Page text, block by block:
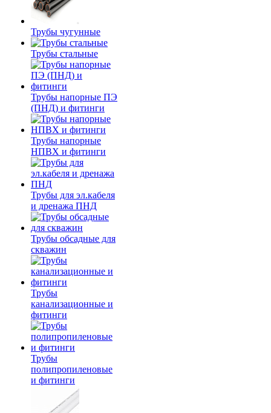
Трубы чугунные
Трубы стальные
Трубы напорные ПЭ
(ПНД) и фитинги
Трубы напорные
НПВХ и фитинги
Трубы для эл.кабеля
и дренажа ПНД
Трубы обсадные для
скважин
Трубы
канализационные и
фитинги
Трубы
полипропиленовые
и фитинги